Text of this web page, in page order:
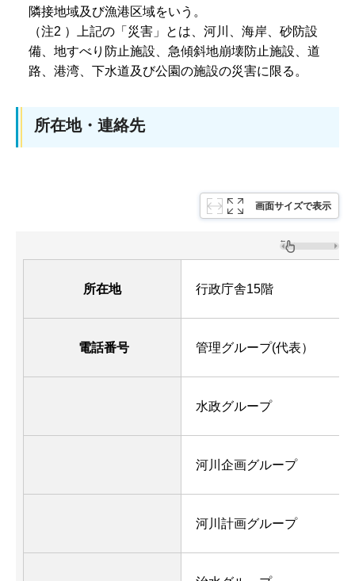
隣接地域及び漁港区域をいう。
（注2 ）上記の「災害」とは、河川、海岸、砂防設
備、地すべり防止施設、急傾斜地崩壊防止施設、道
路、港湾、下水道及び公園の施設の災害に限る。
所在地・連絡先
画面サイズで表示
所在地 行政庁舎15階
電話番号 管理グループ(代表）
水政グループ
河川企画グループ
河川計画グループ